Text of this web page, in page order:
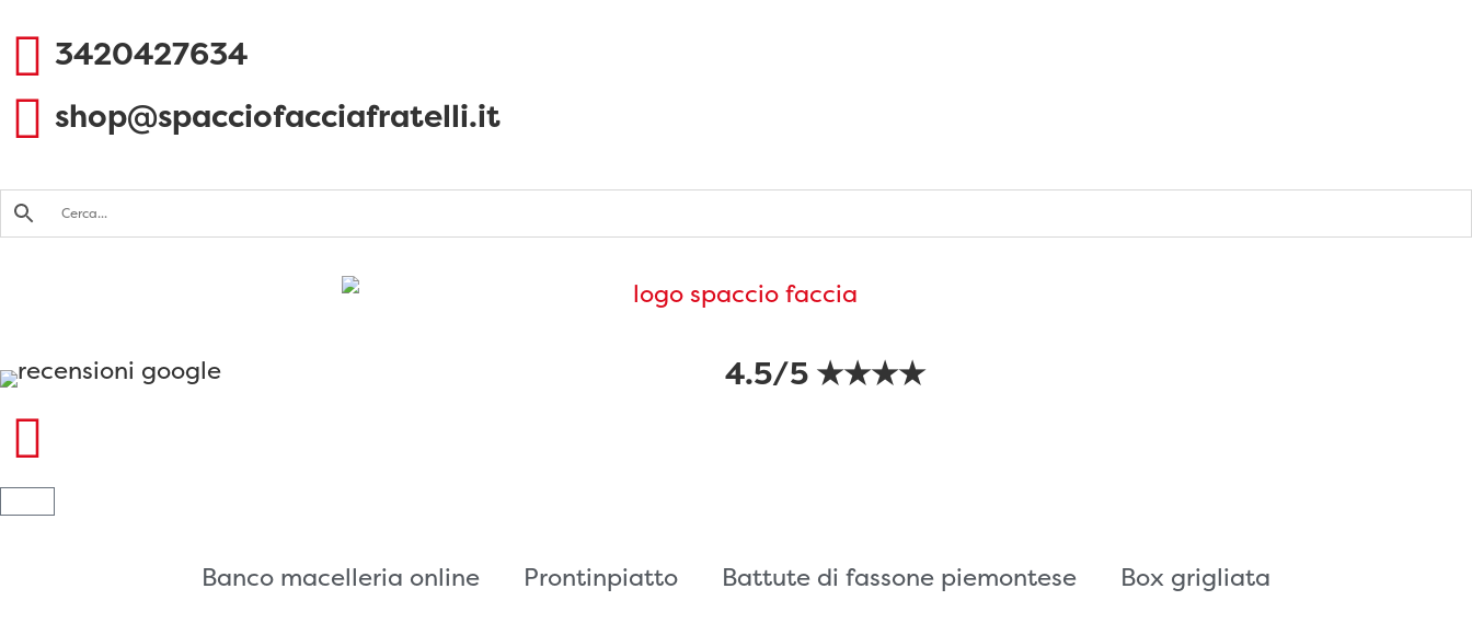
3420427634
shop@spacciofacciafratelli.it
4.5/5 ★★★★
Banco macelleria online Prontinpiatto Battute di fassone piemontese Box grigliata